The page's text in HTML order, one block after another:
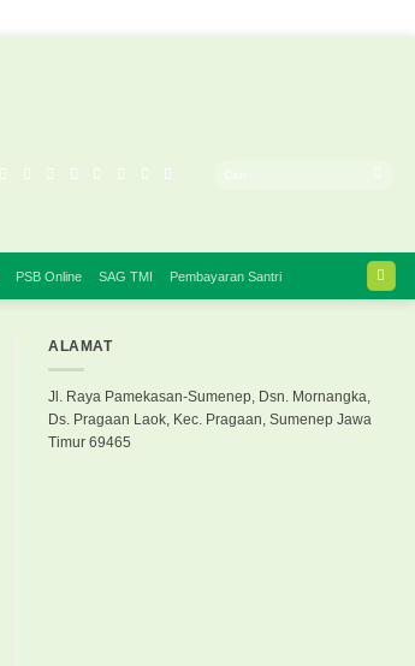
PSB Online SAG TMI Pembayaran Santri
ALAMAT
Jl. Raya Pamekasan-Sumenep, Dsn. Mornangka,
Ds. Pragaan Laok, Kec. Pragaan, Sumenep Jawa
Timur 69465